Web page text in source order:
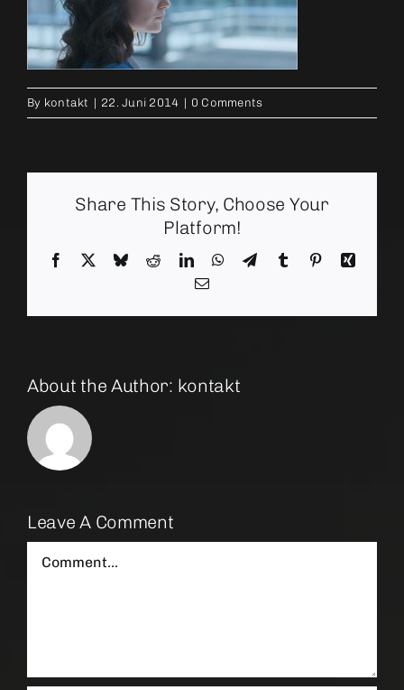
By kontakt | 22. Juni 2014 | 0 Comments
Share This Story, Choose Your
Platform!
Facebook BlueskyRedditLinkedInWhatsApp
TelegramTumblr PinterestXing
Email
About the Author: kontakt
Leave A Comment
Comment